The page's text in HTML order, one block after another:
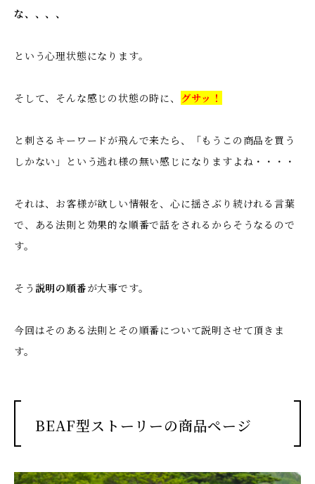
な、、、、
という心理状態になります。
そして、そんな感じの状態の時に、 グサッ！
と刺さるキーワードが飛んで来たら、「もうこの商品を買う
しかない」という逃れ様の無い感じになりますよね・・・・
それは、お客様が欲しい情報を、心に揺さぶり続けれる言葉
で、ある法則と効果的な順番で話をされるからそうなるので
す。
そう 説明の順番が大事です。
今回はそのある法則とその順番について説明させて頂きま
す。
BEAF型ストーリーの商品ページ